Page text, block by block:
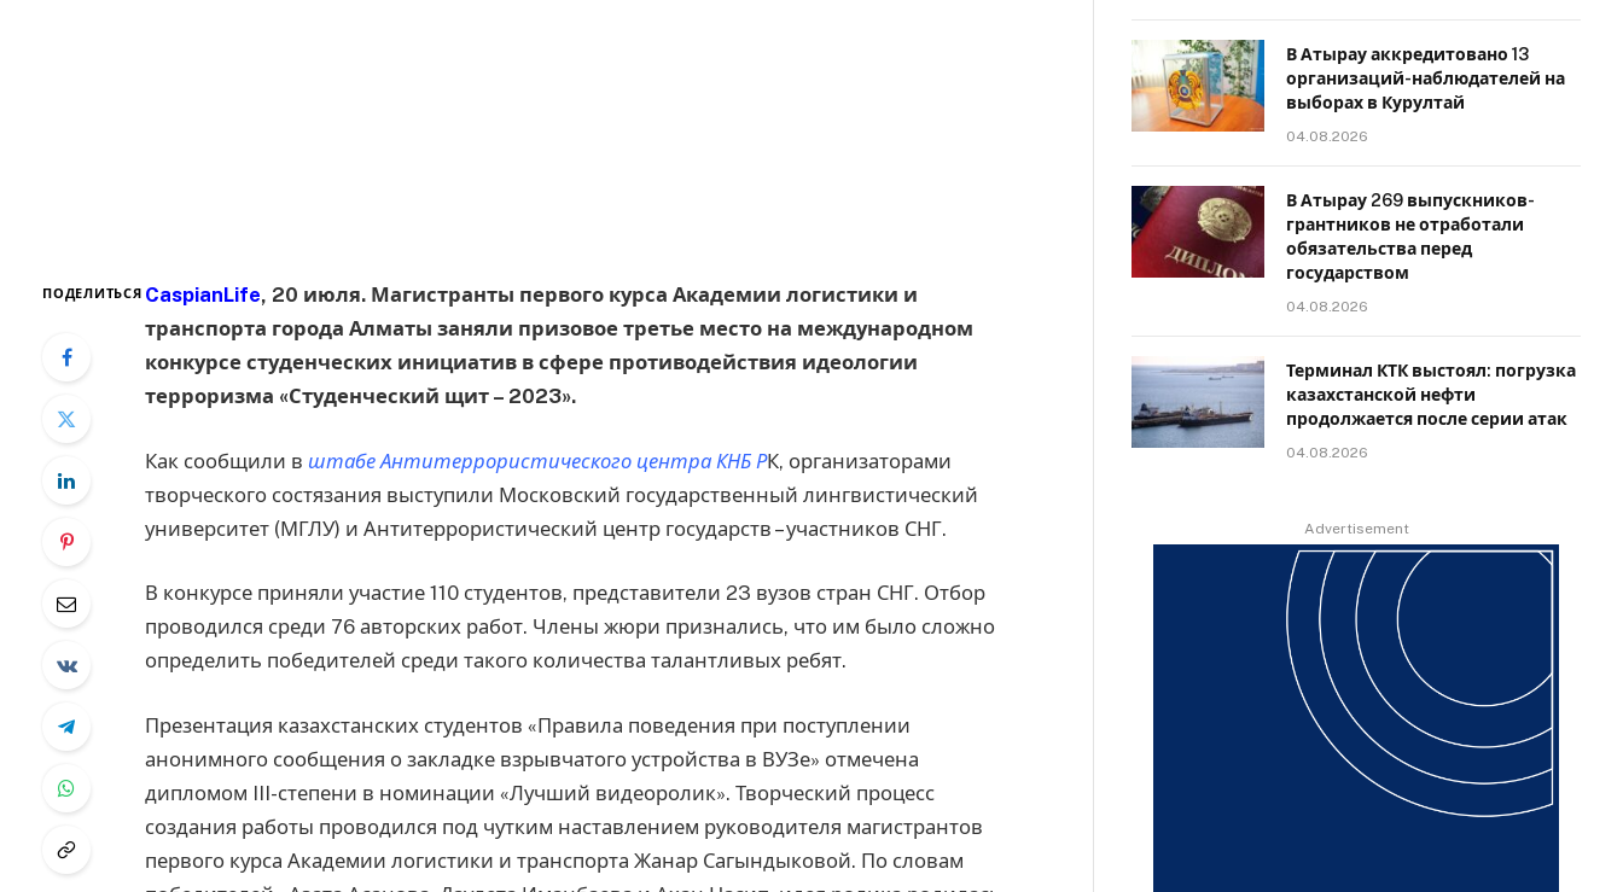
ПОДЕЛИТЬСЯ CaspianLife, 20 июля. Магистранты первого курса Академии логистики и
транспорта города Алматы заняли призовое третье место на международном
конкурсе студенческих инициатив в сфере противодействия идеологии
терроризма «Студенческий щит – 2023».
Как сообщили в штабе Антитеррористического центра КНБ РК, организаторами
творческого состязания выступили Московский государственный лингвистический
университет (МГЛУ) и Антитеррористический центр государств – участников СНГ.
В конкурсе приняли участие 110 студентов, представители 23 вузов стран СНГ. Отбор
проводился среди 76 авторских работ. Члены жюри признались, что им было сложно
определить победителей среди такого количества талантливых ребят.
Презентация казахстанских студентов «Правила поведения при поступлении
анонимного сообщения о закладке взрывчатого устройства в ВУЗе» отмечена
дипломом III-степени в номинации «Лучший видеоролик». Творческий процесс
создания работы проводился под чутким наставлением руководителя магистрантов
первого курса Академии логистики и транспорта Жанар Сагындыковой. По словам
В Атырау аккредитовано 13
организаций-наблюдателей на
выборах в Курултай
04.08.2026
В Атырау 269 выпускников-
грантников не отработали
обязательства перед
государством
04.08.2026
Терминал КТК выстоял: погрузка
казахстанской нефти
продолжается после серии атак
04.08.2026
Advertisement